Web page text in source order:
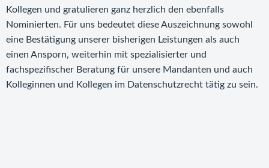
Kollegen und gratulieren ganz herzlich den ebenfalls
Nominierten. Für uns bedeutet diese Auszeichnung sowohl
eine Bestätigung unserer bisherigen Leistungen als auch
einen Ansporn, weiterhin mit spezialisierter und
fachspezifischer Beratung für unsere Mandanten und auch
Kolleginnen und Kollegen im Datenschutzrecht tätig zu sein.